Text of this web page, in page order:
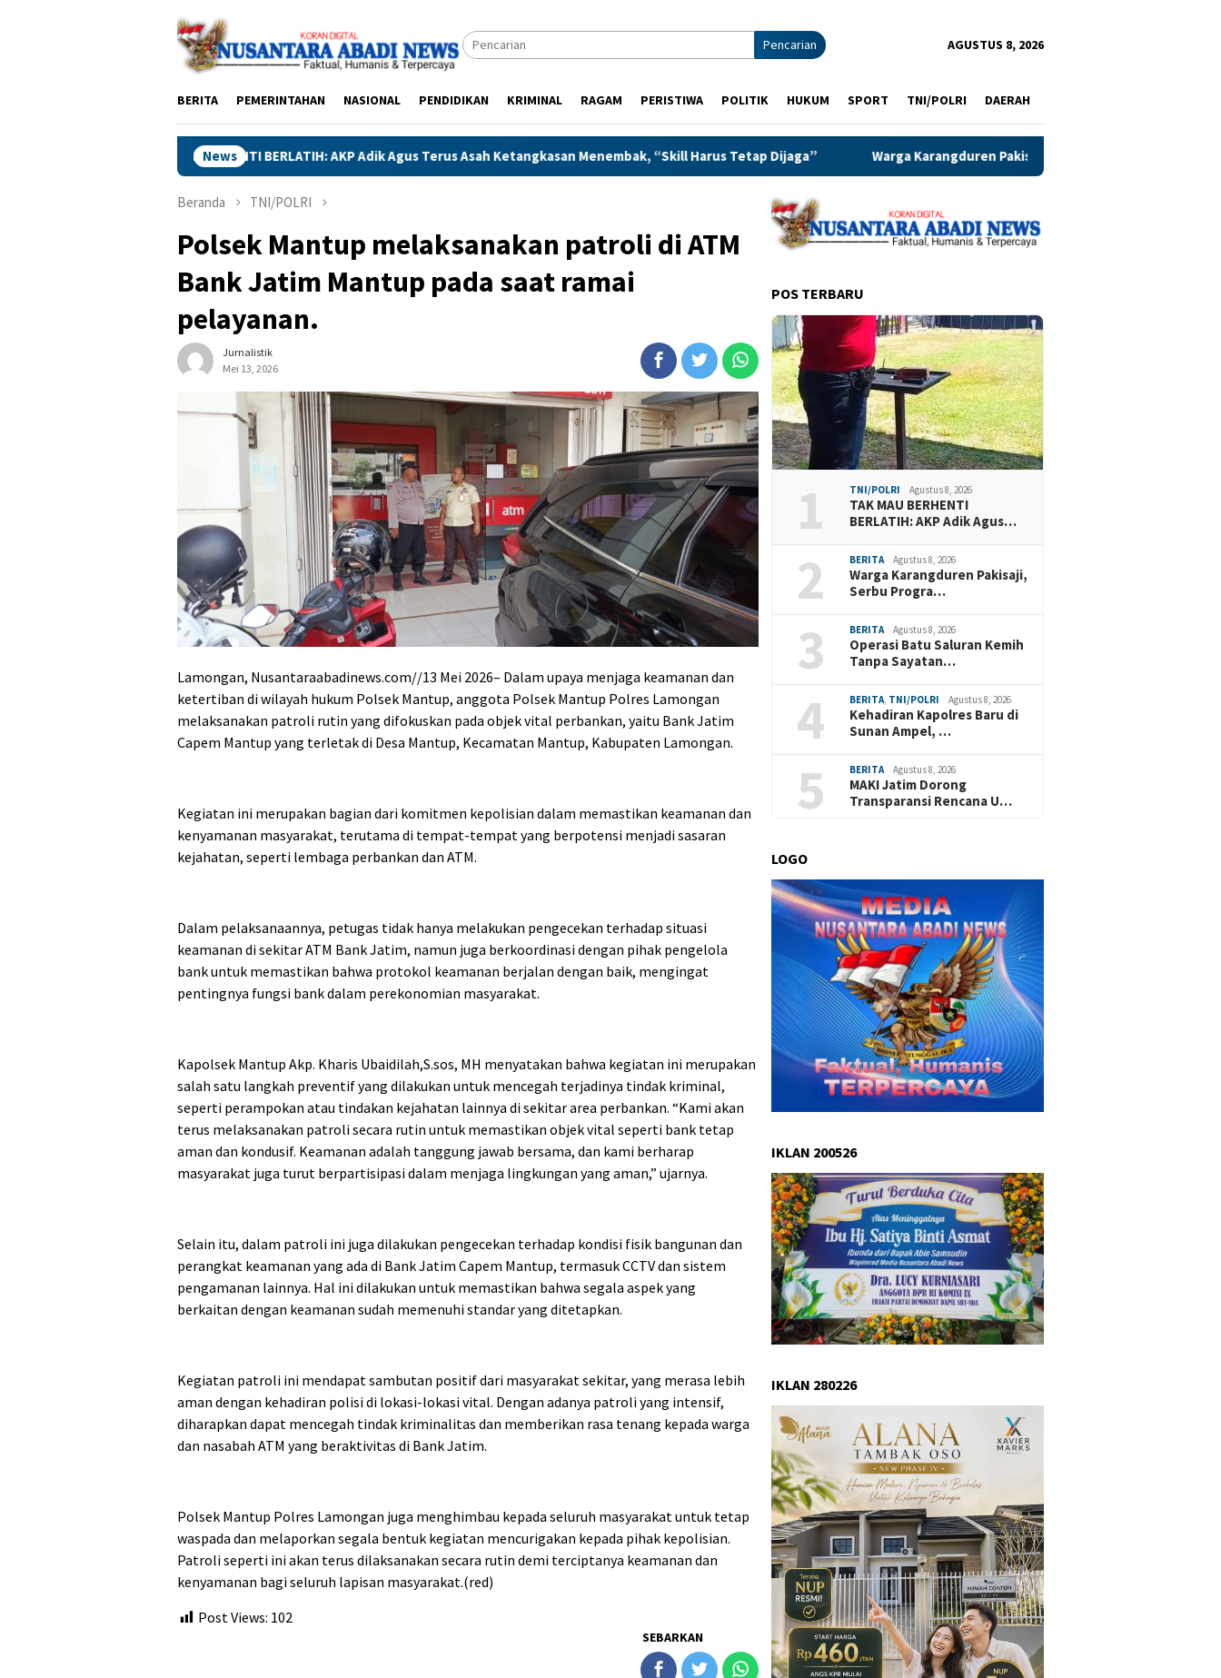
Pencarian AGUSTUS 8, 2026
BERITA PEMERINTAHAN NASIONAL PENDIDIKAN KRIMINAL RAGAM PERISTIWA POLITIK HUKUM SPORT TNI/POLRI DAERAH
News
MAU BERHENTI BERLATIH: AKP Adik Agus Terus Asah Ketangkasan Menembak, “Skill Harus Tetap Dijaga” Warga Karangduren Pakisaji, Serbu Program Shuling, Penuh berkah dan Manfaat
Beranda TNI/POLRI
Polsek Mantup melaksanakan patroli di ATM
Bank Jatim Mantup pada saat ramai
pelayanan.
Jurnalistik
Mei 13, 2026
Lamongan, Nusantaraabadinews.com//13 Mei 2026– Dalam upaya menjaga keamanan dan
ketertiban di wilayah hukum Polsek Mantup, anggota Polsek Mantup Polres Lamongan
melaksanakan patroli rutin yang difokuskan pada objek vital perbankan, yaitu Bank Jatim
Capem Mantup yang terletak di Desa Mantup, Kecamatan Mantup, Kabupaten Lamongan.
Kegiatan ini merupakan bagian dari komitmen kepolisian dalam memastikan keamanan dan
kenyamanan masyarakat, terutama di tempat-tempat yang berpotensi menjadi sasaran
kejahatan, seperti lembaga perbankan dan ATM.
Dalam pelaksanaannya, petugas tidak hanya melakukan pengecekan terhadap situasi
keamanan di sekitar ATM Bank Jatim, namun juga berkoordinasi dengan pihak pengelola
bank untuk memastikan bahwa protokol keamanan berjalan dengan baik, mengingat
pentingnya fungsi bank dalam perekonomian masyarakat.
Kapolsek Mantup Akp. Kharis Ubaidilah,S.sos, MH menyatakan bahwa kegiatan ini merupakan
salah satu langkah preventif yang dilakukan untuk mencegah terjadinya tindak kriminal,
seperti perampokan atau tindakan kejahatan lainnya di sekitar area perbankan. “Kami akan
terus melaksanakan patroli secara rutin untuk memastikan objek vital seperti bank tetap
aman dan kondusif. Keamanan adalah tanggung jawab bersama, dan kami berharap
masyarakat juga turut berpartisipasi dalam menjaga lingkungan yang aman,” ujarnya.
Selain itu, dalam patroli ini juga dilakukan pengecekan terhadap kondisi fisik bangunan dan
perangkat keamanan yang ada di Bank Jatim Capem Mantup, termasuk CCTV dan sistem
pengamanan lainnya. Hal ini dilakukan untuk memastikan bahwa segala aspek yang
berkaitan dengan keamanan sudah memenuhi standar yang ditetapkan.
Kegiatan patroli ini mendapat sambutan positif dari masyarakat sekitar, yang merasa lebih
aman dengan kehadiran polisi di lokasi-lokasi vital. Dengan adanya patroli yang intensif,
diharapkan dapat mencegah tindak kriminalitas dan memberikan rasa tenang kepada warga
dan nasabah ATM yang beraktivitas di Bank Jatim.
Polsek Mantup Polres Lamongan juga menghimbau kepada seluruh masyarakat untuk tetap
waspada dan melaporkan segala bentuk kegiatan mencurigakan kepada pihak kepolisian.
Patroli seperti ini akan terus dilaksanakan secara rutin demi terciptanya keamanan dan
kenyamanan bagi seluruh lapisan masyarakat.(red)
Post Views: 102
SEBARKAN
POS TERBARU
1 TNI/POLRI Agustus 8, 2026
TAK MAU BERHENTI
BERLATIH: AKP Adik Agus…
2 BERITA Agustus 8, 2026
Warga Karangduren Pakisaji,
Serbu Progra…
3 BERITA Agustus 8, 2026
Operasi Batu Saluran Kemih
Tanpa Sayatan…
4 BERITA, TNI/POLRI Agustus 8, 2026
Kehadiran Kapolres Baru di
Sunan Ampel, …
5 BERITA Agustus 8, 2026
MAKI Jatim Dorong
Transparansi Rencana U…
LOGO
IKLAN 200526
IKLAN 280226